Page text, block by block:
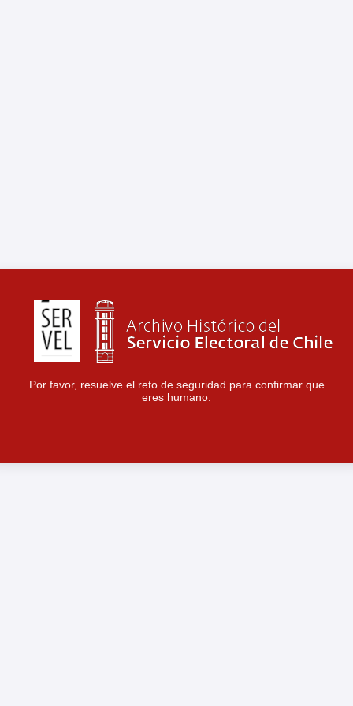
Por favor, resuelve el reto de seguridad para confirmar que
eres humano.